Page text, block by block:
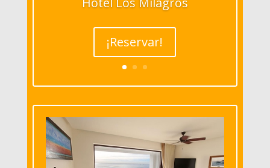
¡Reservar!